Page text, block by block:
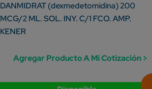
DANMIDRAT (dexmedetomidina) 200
MCG/2 ML. SOL. INY. C/1 FCO. AMP.
KENER
Agregar Producto A Mi Cotización >